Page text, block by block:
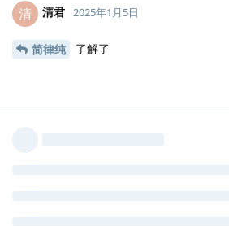
清 清君 2025年1月5日
简律纯 了解了